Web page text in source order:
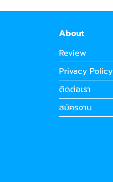
About
Review
Privacy Policy
ติดต่อเรา
สมัครงาน